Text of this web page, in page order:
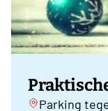
Parking